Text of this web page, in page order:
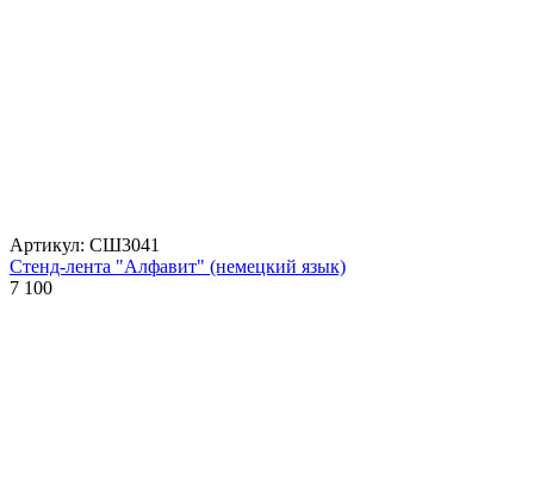
Артикул: СШ3041
Стенд-лента "Алфавит" (немецкий язык)
7 100